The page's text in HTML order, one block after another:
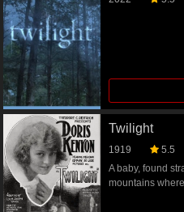
Twilight
1919
5.5
A baby, found
mountains